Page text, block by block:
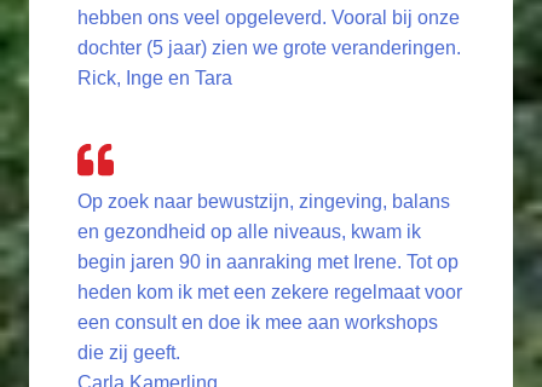
hebben ons veel opgeleverd. Vooral bij onze
dochter (5 jaar) zien we grote veranderingen.
Rick, Inge en Tara
Op zoek naar bewustzijn, zingeving, balans
en gezondheid op alle niveaus, kwam ik
begin jaren 90 in aanraking met Irene. Tot op
heden kom ik met een zekere regelmaat voor
een consult en doe ik mee aan workshops
die zij geeft.